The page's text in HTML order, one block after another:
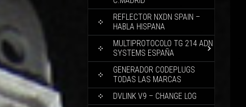
REFLECTOR NXDN SPAIN –
HABLA HISPANA
MULTIPROTOCOLO TG 214 ADN
SYSTEMS ESPAÑA
GENERADOR CODEPLUGS
TODAS LAS MARCAS
DVLINK V9 – CHANGE LOG